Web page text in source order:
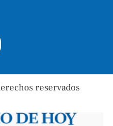
reservados